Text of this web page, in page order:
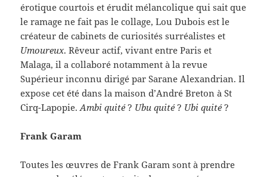
érotique courtois et érudit mélancolique qui sait que
le ramage ne fait pas le collage, Lou Dubois est le
créateur de cabinets de curiosités surréalistes et
Umoureux. Rêveur actif, vivant entre Paris et
Malaga, il a collaboré notamment à la revue
Supérieur inconnu dirigé par Sarane Alexandrian. Il
expose cet été dans la maison d’André Breton à St
Cirq-Lapopie.Ambi quité? Ubu quité? Ubi quité?
Frank Garam
Toutes les œuvres de Frank Garam sont à prendre